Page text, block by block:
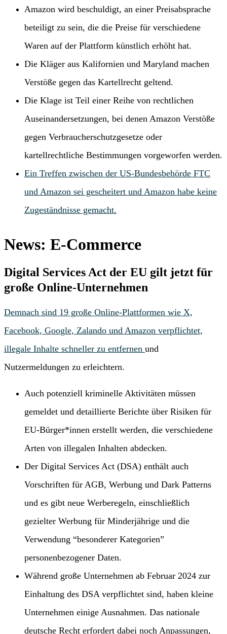
Amazon wird beschuldigt, an einer Preisabsprache
beteiligt zu sein, die die Preise für verschiedene
Waren auf der Plattform künstlich erhöht hat.
Die Kläger aus Kalifornien und Maryland machen
Verstöße gegen das Kartellrecht geltend.
Die Klage ist Teil einer Reihe von rechtlichen
Auseinandersetzungen, bei denen Amazon Verstöße
gegen Verbraucherschutzgesetze oder
kartellrechtliche Bestimmungen vorgeworfen werden.
Ein Treffen zwischen der US-Bundesbehörde FTC
und Amazon sei gescheitert und Amazon habe keine
Zugeständnisse gemacht.
News: E-Commerce
Digital Services Act der EU gilt jetzt für
große Online-Unternehmen
Demnach sind 19 große Online-Plattformen wie X,
Facebook, Google, Zalando und Amazon verpflichtet,
illegale Inhalte schneller zu entfernen und
Nutzermeldungen zu erleichtern.
Auch potenziell kriminelle Aktivitäten müssen
gemeldet und detaillierte Berichte über Risiken für
EU-Bürger*innen erstellt werden, die verschiedene
Arten von illegalen Inhalten abdecken.
Der Digital Services Act (DSA) enthält auch
Vorschriften für AGB, Werbung und Dark Patterns
und es gibt neue Werberegeln, einschließlich
gezielter Werbung für Minderjährige und die
Verwendung “besonderer Kategorien”
personenbezogener Daten.
Während große Unternehmen ab Februar 2024 zur
Einhaltung des DSA verpflichtet sind, haben kleine
Unternehmen einige Ausnahmen. Das nationale
deutsche Recht erfordert dabei noch Anpassungen,